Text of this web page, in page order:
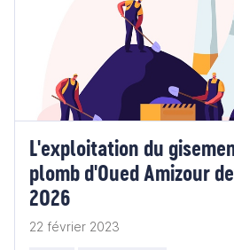
L'exploitation du
plomb d'Oued Amizour
2026
22 février 2023